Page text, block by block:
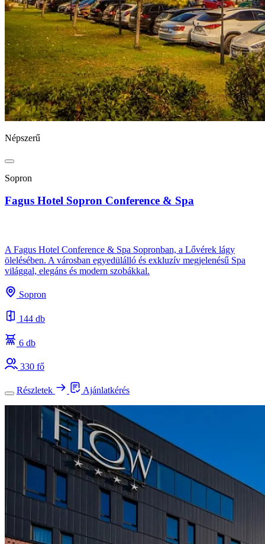
Népszerű
Sopron
Fagus Hotel Sopron Conference & Spa
A Fagus Hotel Conference & Spa Sopronban, a Lővérek lágy
ölelésében. A városban egyedülálló és exkluzív megjelenésű Spa
világgal, elegáns és modern szobákkal.
Sopron
144 db
6 db
330 fő
Részletek Ajánlatkérés